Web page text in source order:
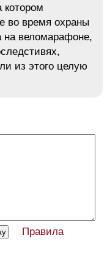
котором
во время охраны
на веломарафоне,
из этого целую
Правила